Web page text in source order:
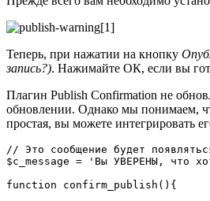
Теперь, при нажатии на кнопку
запись?). Нажимайте ОК, если вы
Плагин Publish Confirmation не
обновлении. Однако мы понимаем,
простая, вы можете интегрировать
// Это сообщение будет
$c_message = 'Вы УВЕРЕНЫ, что
function confirm_publish(){